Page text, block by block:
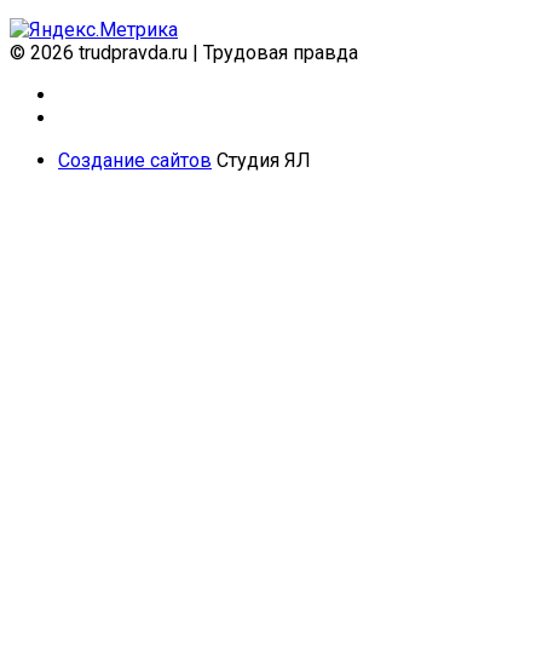
© 2026 trudpravda.ru | Трудовая правда
Создание сайтов Студия ЯЛ